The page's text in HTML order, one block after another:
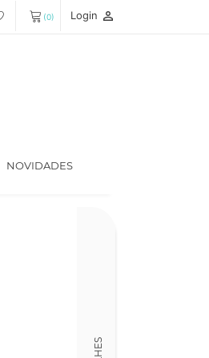
(0) Login person_outline
NOVIDADES